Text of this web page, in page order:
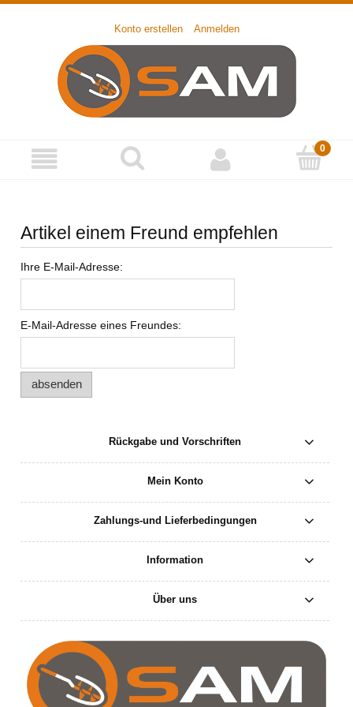
Konto erstellen Anmelden
Artikel einem Freund empfehlen
Ihre E-Mail-Adresse:
E-Mail-Adresse eines Freundes:
absenden
Rückgabe und Vorschriften
Mein Konto
Zahlungs-und Lieferbedingungen
Information
Über uns